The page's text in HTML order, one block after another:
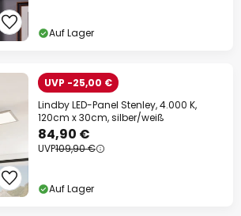
Auf Lager
UVP -25,00 €
Lindby LED-Panel Stenley, 4.000 K,
120cm x 30cm, silber/weiß
84,90 €
UVP109,90 €
Auf Lager